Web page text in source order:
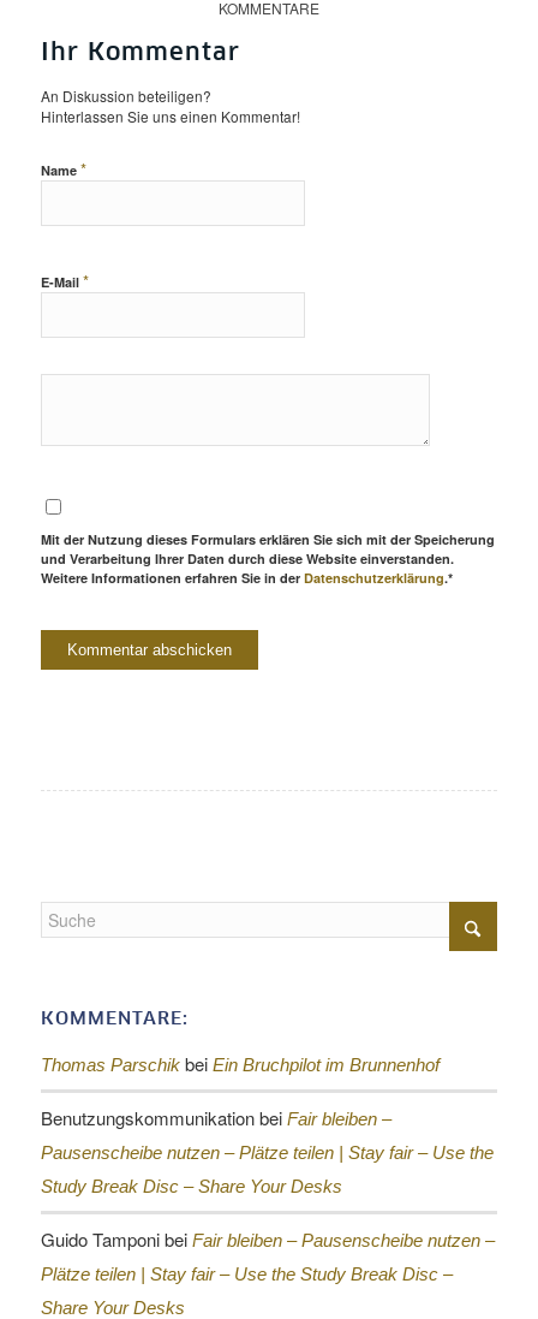
KOMMENTARE
Ihr Kommentar
An Diskussion beteiligen?
Hinterlassen Sie uns einen Kommentar!
Name *
E-Mail *
Mit der Nutzung dieses Formulars erklären Sie sich mit der Speicherung
und Verarbeitung Ihrer Daten durch diese Website einverstanden.
Weitere Informationen erfahren Sie in der Datenschutzerklärung.*
KOMMENTARE:
Thomas Parschikbei Ein Bruchpilot im Brunnenhof
Benutzungskommunikationbei Fair bleiben –
Pausenscheibe nutzen – Plätze teilen | Stay fair – Use the
Study Break Disc – Share Your Desks
Guido Tamponibei Fair bleiben – Pausenscheibe nutzen –
Plätze teilen | Stay fair – Use the Study Break Disc –
Share Your Desks